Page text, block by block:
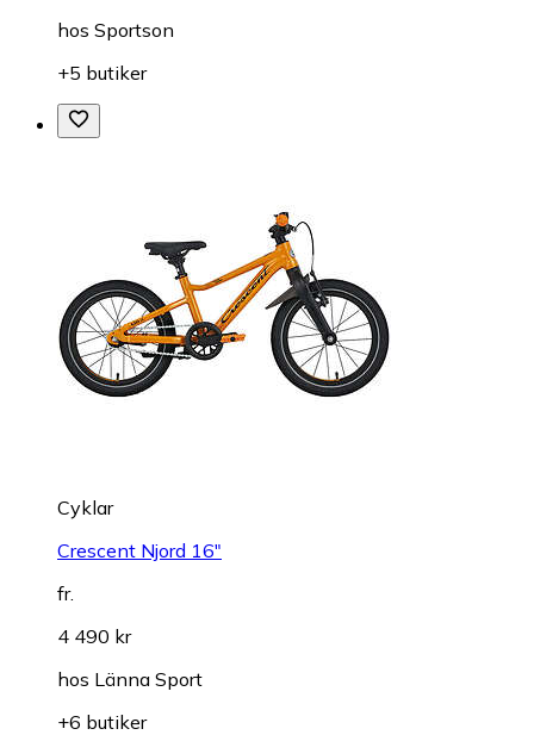
hos Sportson
+5 butiker
Cyklar
Crescent Njord 16"
fr.
4 490 kr
hos Länna Sport
+6 butiker